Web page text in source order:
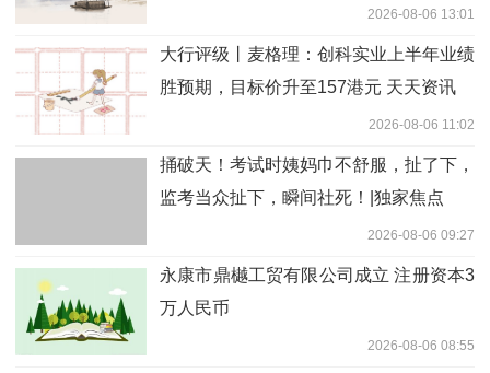
2026-08-06 13:01
大行评级丨麦格理：创科实业上半年业绩
胜预期，目标价升至157港元 天天资讯
2026-08-06 11:02
捅破天！考试时姨妈巾不舒服，扯了下，
监考当众扯下，瞬间社死！|独家焦点
2026-08-06 09:27
永康市鼎樾工贸有限公司成立 注册资本3
万人民币
2026-08-06 08:55